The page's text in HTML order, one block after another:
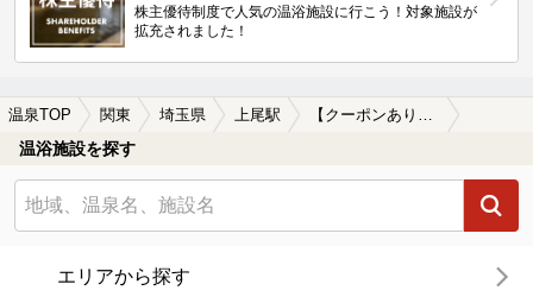
株主優待制度で人気の温浴施設に行こう！対象施設が
拡充されました！
温泉TOP 関東 埼玉県 上尾駅
温浴施設を探す
エリアから探す